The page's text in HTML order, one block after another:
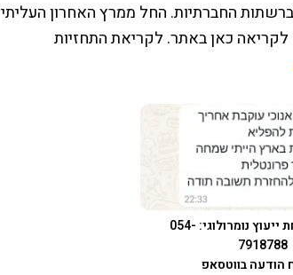
ברשתות החברתיות. החל ממרץ האחרון העליתי
כאן באתר. לקריאת התחזיות
לתיאום שיחת ייעוץ נומרולוגי: 054-
7918788
הודעה בווטסאפ